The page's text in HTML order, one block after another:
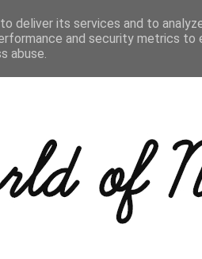
deliver its services and to
and security metrics to
abuse.